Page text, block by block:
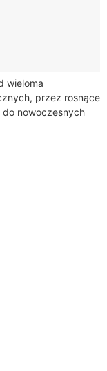
wieloma
przez rosnące
nowoczesnych